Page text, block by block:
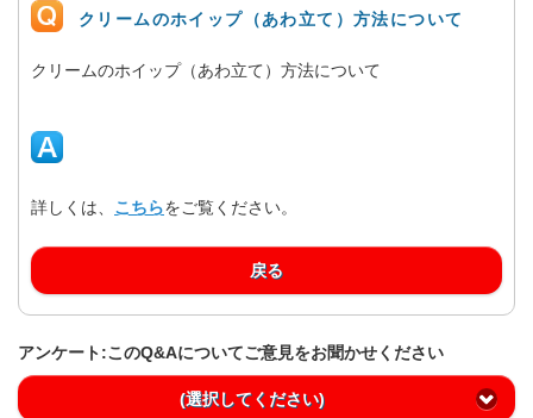
クリームのホイップ（あわ立て）方法について
クリームのホイップ（あわ立て）方法について
詳しくは、 こちらをご覧ください。
戻る
アンケート:このQ&Aについてご意見をお聞かせください
(選択してください)